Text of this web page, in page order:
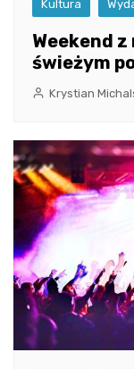
Kultura
Weekend
świeżym
Krystian